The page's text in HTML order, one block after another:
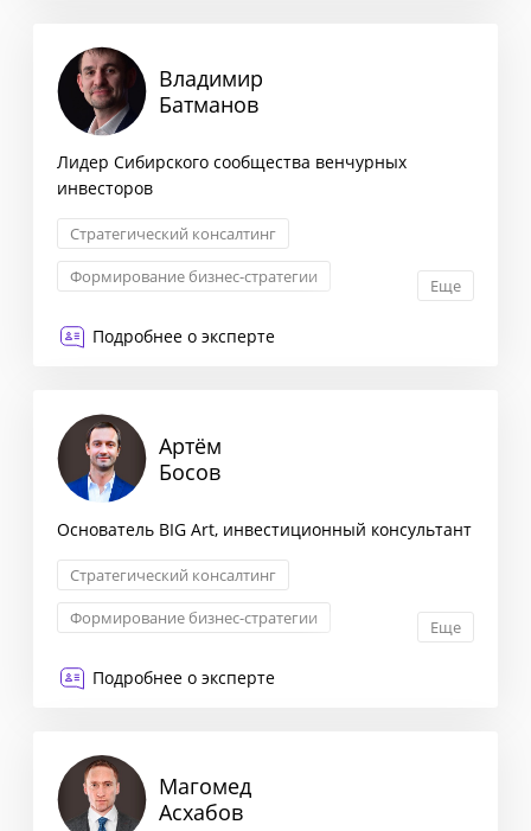
Владимир
Батманов
Лидер Сибирского сообщества венчурных
инвесторов
Стратегический консалтинг
Формирование бизнес-стратегии
Еще
Подробнее о эксперте
Артём
Босов
Основатель BIG Art, инвестиционный консультант
Стратегический консалтинг
Формирование бизнес-стратегии
Еще
Подробнее о эксперте
Магомед
Асхабов